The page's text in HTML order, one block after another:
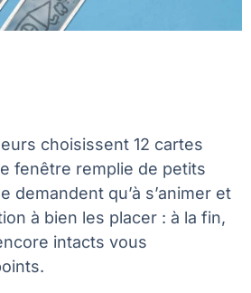
choisissent 12 cartes
fenêtre remplie de petits
demandent qu’à s’animer et
à bien les placer : à la fin,
intacts vous